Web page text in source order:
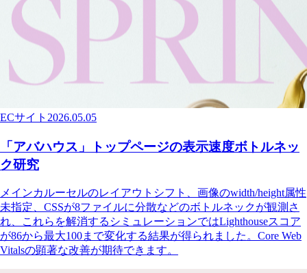
ECサイト 2026.05.05
「アバハウス」トップページの表示速度ボトルネッ
ク研究
メインカルーセルのレイアウトシフト、画像のwidth/height属性
未指定、CSSが8ファイルに分散などのボトルネックが観測さ
れ、これらを解消するシミュレーションではLighthouseスコア
が86から最大100まで変化する結果が得られました。Core Web
Vitalsの顕著な改善が期待できます。